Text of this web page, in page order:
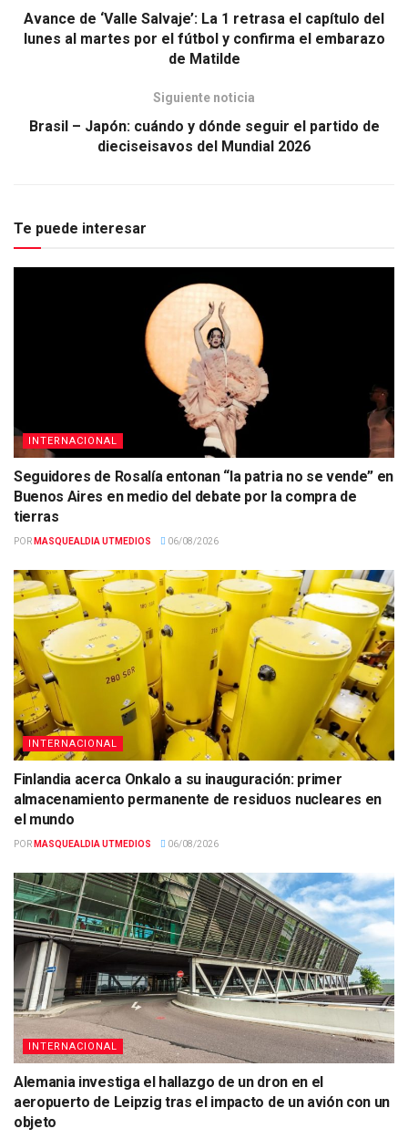
Avance de ‘Valle Salvaje’: La 1 retrasa el capítulo del
lunes al martes por el fútbol y confirma el embarazo
de Matilde
Siguiente noticia
Brasil – Japón: cuándo y dónde seguir el partido de
dieciseisavos del Mundial 2026
Te puede interesar
INTERNACIONAL
Seguidores de Rosalía entonan “la patria no se vende” en
Buenos Aires en medio del debate por la compra de
tierras
POR MASQUEALDIA UTMEDIOS 06/08/2026
INTERNACIONAL
Finlandia acerca Onkalo a su inauguración: primer
almacenamiento permanente de residuos nucleares en
el mundo
POR MASQUEALDIA UTMEDIOS 06/08/2026
INTERNACIONAL
Alemania investiga el hallazgo de un dron en el
aeropuerto de Leipzig tras el impacto de un avión con un
objeto